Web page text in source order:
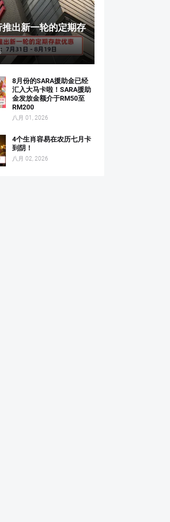
出新一轮的定期存
8月份的SARA援助金已经
汇入大马卡啦！SARA援助
金发放金额介于RM50至
RM200
八月 01, 2026
4个生肖容易在农历七月卡
到阴！
八月 02, 2026